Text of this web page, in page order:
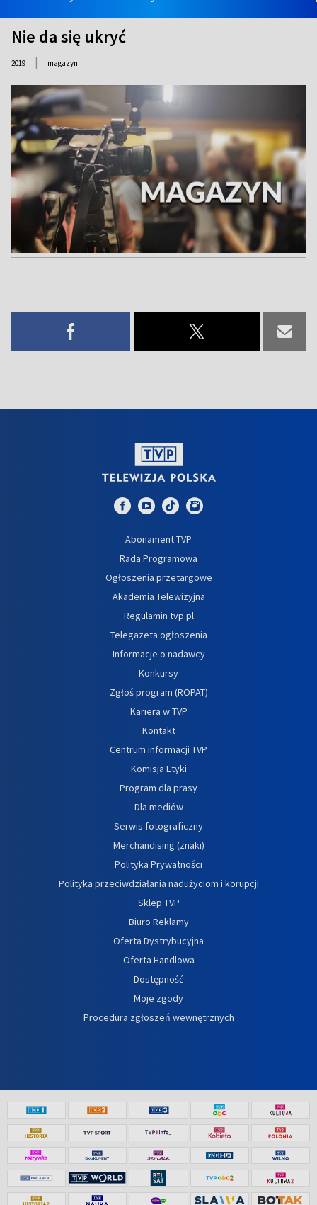
Nie da się ukryć
2019 | magazyn
Abonament TVP
Rada Programowa
Ogłoszenia przetargowe
Akademia Telewizyjna
Regulamin tvp.pl
Telegazeta ogłoszenia
Informacje o nadawcy
Konkursy
Zgłoś program (ROPAT)
Kariera w TVP
Kontakt
Centrum informacji TVP
Komisja Etyki
Program dla prasy
Dla mediów
Serwis fotograficzny
Merchandising (znaki)
Polityka Prywatności
Polityka przeciwdziałania nadużyciom i korupcji
Sklep TVP
Biuro Reklamy
Oferta Dystrybucyjna
Oferta Handlowa
Dostępność
Moje zgody
Procedura zgłoszeń wewnętrznych